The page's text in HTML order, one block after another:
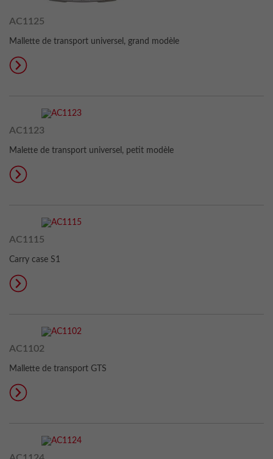
AC1125
Mallette de transport universel, grand modèle
AC1123
Malette de transport universel, petit modèle
AC1115
Carry case S1
AC1102
Mallette de transport GTS